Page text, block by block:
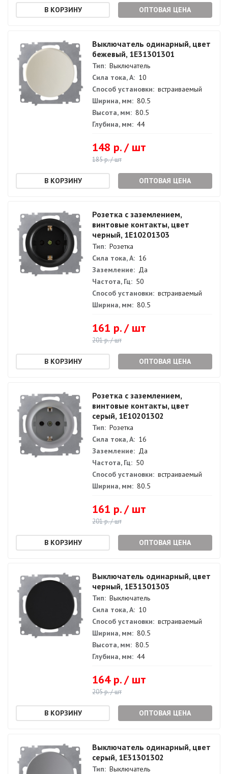
ОПТОВАЯ ЦЕНА
Выключатель одинарный, цвет
бежевый, 1E31301301
Тип: Выключатель
Сила тока, А: 10
Способ установки: встраиваемый
Ширина, мм: 80.5
Высота, мм: 80.5
Глубина, мм: 44
148 р. / шт
185 р. / шт
ОПТОВАЯ ЦЕНА
Розетка с заземлением,
винтовые контакты, цвет
черный, 1E10201303
Тип: Розетка
Сила тока, А: 16
Заземление: Да
Частота, Гц: 50
Способ установки: встраиваемый
Ширина, мм: 80.5
161 р. / шт
201 р. / шт
ОПТОВАЯ ЦЕНА
Розетка с заземлением,
винтовые контакты, цвет
серый, 1E10201302
Тип: Розетка
Сила тока, А: 16
Заземление: Да
Частота, Гц: 50
Способ установки: встраиваемый
Ширина, мм: 80.5
161 р. / шт
201 р. / шт
ОПТОВАЯ ЦЕНА
Выключатель одинарный, цвет
черный, 1E31301303
Тип: Выключатель
Сила тока, А: 10
Способ установки: встраиваемый
Ширина, мм: 80.5
Высота, мм: 80.5
Глубина, мм: 44
164 р. / шт
205 р. / шт
ОПТОВАЯ ЦЕНА
Выключатель одинарный, цвет
серый, 1E31301302
Тип: Выключатель